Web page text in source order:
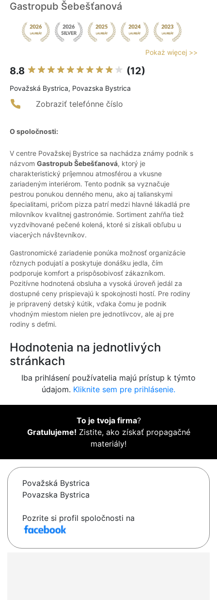
Gastropub Šebešťanová
Pokaż więcej >>
8.8 (12)
Považská Bystrica, Povazska Bystrica
Zobraziť telefónne číslo
O spoločnosti:
V centre Považskej Bystrice sa nachádza známy podnik s
názvom Gastropub Šebešťanová, ktorý je
charakteristický príjemnou atmosférou a vkusne
zariadeným interiérom. Tento podnik sa vyznačuje
pestrou ponukou denného menu, ako aj talianskymi
špecialitami, pričom pizza patrí medzi hlavné lákadlá pre
milovníkov kvalitnej gastronómie. Sortiment zahŕňa tiež
vyzdvihované pečené kolená, ktoré si získali obľubu u
viacerých návštevníkov.
Gastronomické zariadenie ponúka možnosť organizácie
rôznych podujatí a poskytuje donášku jedla, čím
podporuje komfort a prispôsobivosť zákazníkom.
Pozitívne hodnotená obsluha a vysoká úroveň jedál za
dostupné ceny prispievajú k spokojnosti hostí. Pre rodiny
je pripravený detský kútik, vďaka čomu je podnik
vhodným miestom nielen pre jednotlivcov, ale aj pre
rodiny s deťmi.
Hodnotenia na jednotlivých
stránkach
Iba prihlásení používatelia majú prístup k týmto
údajom. Kliknite sem pre prihlásenie.
To je tvoja firma?
Gratulujeme! Zistite, ako získať propagačné
materiály!
Považská Bystrica
Povazska Bystrica
Pozrite si profil spoločnosti na